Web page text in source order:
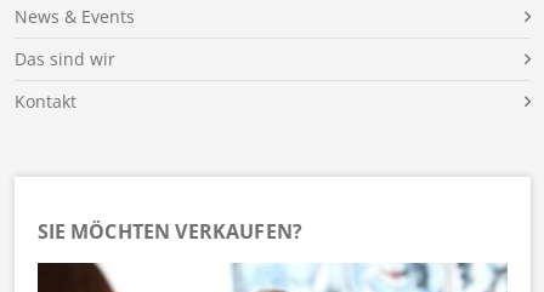
News & Events
Das sind wir
Kontakt
SIE MÖCHTEN VERKAUFEN?